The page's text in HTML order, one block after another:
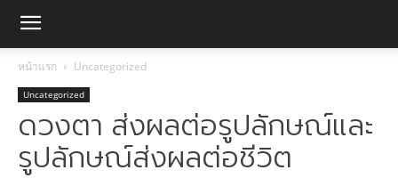
หน้าแรก Uncategorized
Uncategorized
ดวงตา ส่งผลต่อรูปลักษณ์และ
รูปลักษณ์ส่งผลต่อชีวิต